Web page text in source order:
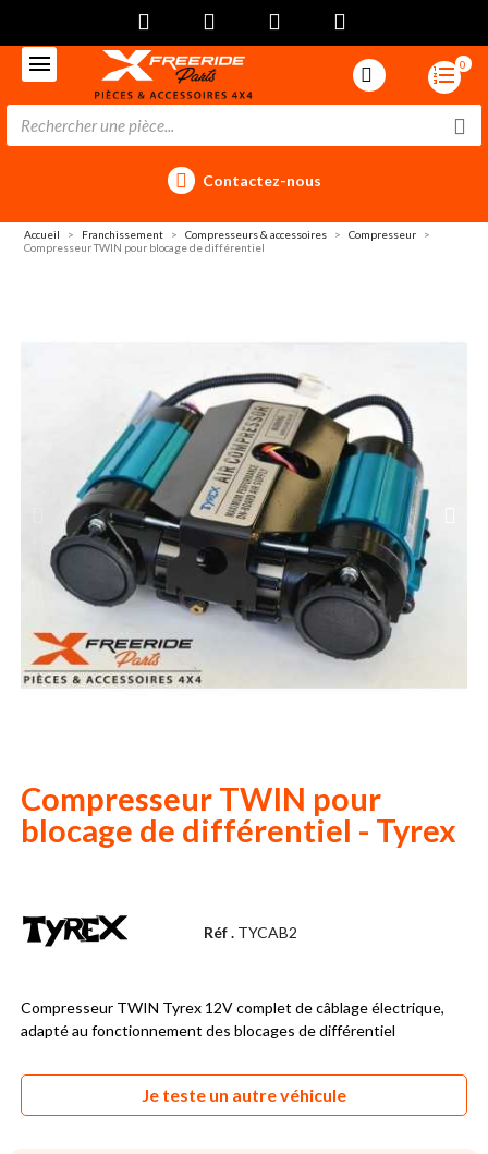
0
Contactez-nous
Accueil Franchissement Compresseurs & accessoires
Compresseur
Compresseur TWIN pour blocage de différentiel
Compresseur TWIN pour
blocage de différentiel - Tyrex
Réf . TYCAB2
Compresseur TWIN Tyrex 12V complet de câblage électrique,
adapté au fonctionnement des blocages de différentiel
Je teste un autre véhicule